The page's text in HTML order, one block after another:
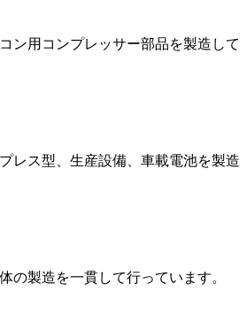
ン用コンプレッサー部品を製造して
レス型、生産設備、車載電池を製造
の製造を一貫して行っています。